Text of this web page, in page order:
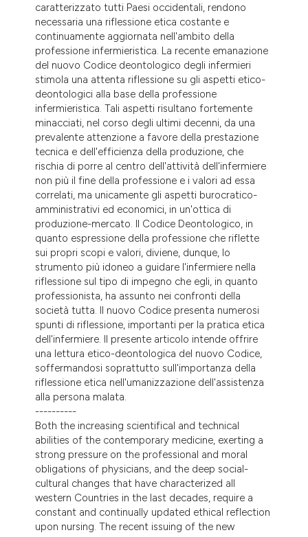
caratterizzato tutti Paesi occidentali, rendono
necessaria una riflessione etica costante e
continuamente aggiornata nell'ambito della
professione infermieristica. La recente emanazione
del nuovo Codice deontologico degli infermieri
stimola una attenta riflessione su gli aspetti etico-
deontologici alla base della professione
infermieristica. Tali aspetti risultano fortemente
minacciati, nel corso degli ultimi decenni, da una
prevalente attenzione a favore della prestazione
tecnica e dell'efficienza della produzione, che
rischia di porre al centro dell'attività dell'infermiere
non più il fine della professione e i valori ad essa
correlati, ma unicamente gli aspetti burocratico-
amministrativi ed economici, in un'ottica di
produzione-mercato. Il Codice Deontologico, in
quanto espressione della professione che riflette
sui propri scopi e valori, diviene, dunque, lo
strumento più idoneo a guidare l'infermiere nella
riflessione sul tipo di impegno che egli, in quanto
professionista, ha assunto nei confronti della
società tutta. Il nuovo Codice presenta numerosi
spunti di riflessione, importanti per la pratica etica
dell'infermiere. Il presente articolo intende offrire
una lettura etico-deontologica del nuovo Codice,
soffermandosi soprattutto sull'importanza della
riflessione etica nell'umanizzazione dell'assistenza
alla persona malata.
----------
Both the increasing scientifical and technical
abilities of the contemporary medicine, exerting a
strong pressure on the professional and moral
obligations of physicians, and the deep social-
cultural changes that have characterized all
western Countries in the last decades, require a
constant and continually updated ethical reflection
upon nursing. The recent issuing of the new